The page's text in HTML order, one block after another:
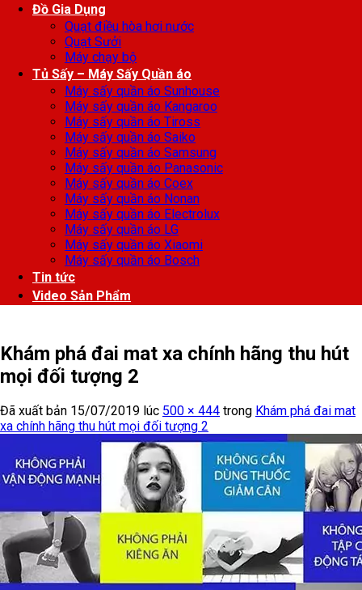
Đồ Gia Dụng
Quạt điều hòa hơi nước
Quạt Sưởi
Máy chạy bộ
Tủ Sấy – Máy Sấy Quần áo
Máy sấy quần áo Sunhouse
Máy sấy quần áo Kangaroo
Máy sấy quần áo Tiross
Máy sấy quần áo Saiko
Máy sấy quần áo Samsung
Máy sấy quần áo Panasonic
Máy sấy quần áo Coex
Máy sấy quần áo Nonan
Máy sấy quần áo Electrolux
Máy sấy quần áo LG
Máy sấy quần áo Xiaomi
Máy sấy quần áo Bosch
Tin tức
Video Sản Phẩm
Khám phá đai mat xa chính hãng thu hút
mọi đối tượng 2
Đã xuất bản 15/07/2019 lúc 500 × 444 trong Khám phá đai mat
xa chính hãng thu hút mọi đối tượng 2